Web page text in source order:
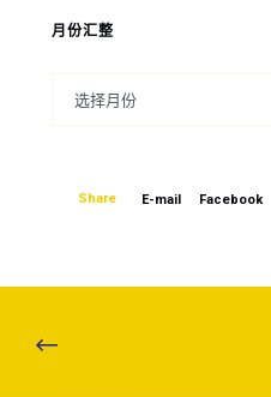
月份汇整
Share E-mail Facebook